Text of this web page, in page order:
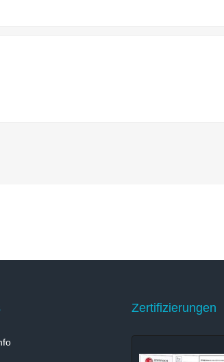
Zertifizierungen